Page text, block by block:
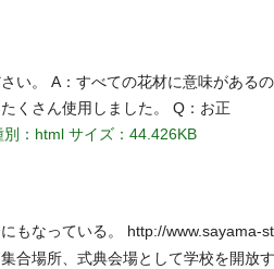
い。 A：すべての花材に意味がある
くさん使用しました。 Q：お正
別：html サイズ：44.426KB
もなっている。 http://www.sayama-
合場所、式典会場として学校を開放